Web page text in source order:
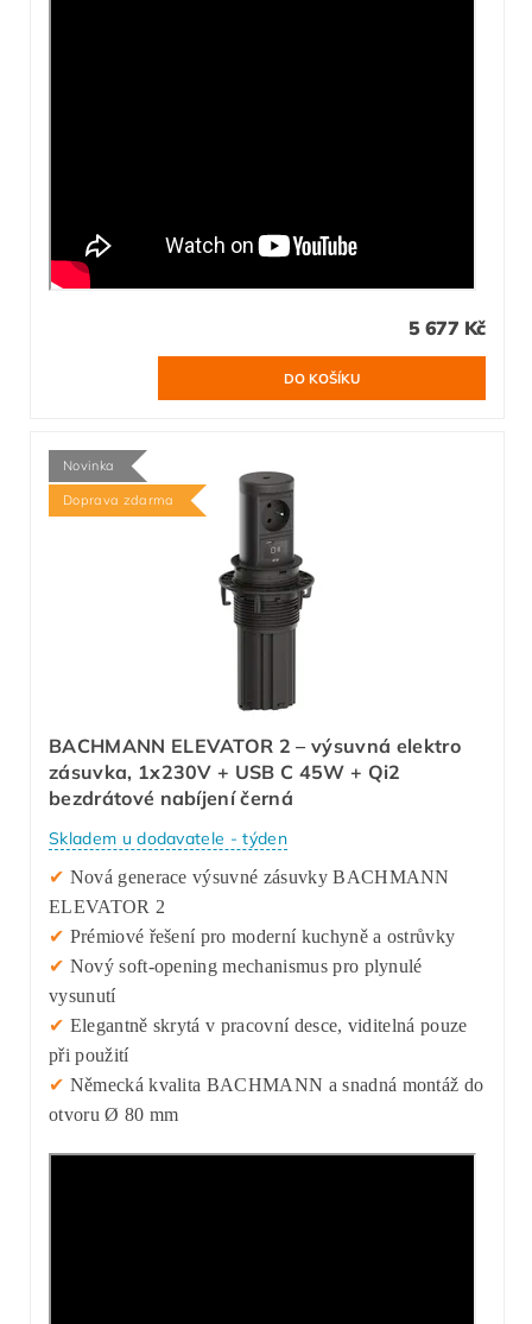
5 677 Kč
Novinka
Doprava zdarma
BACHMANN ELEVATOR 2 – výsuvná elektro
zásuvka, 1x230V + USB C 45W + Qi2
bezdrátové nabíjení černá
Skladem u dodavatele - týden
✔ Nová generace výsuvné zásuvky BACHMANN
ELEVATOR 2
✔ Prémiové řešení pro moderní kuchyně a ostrůvky
✔ Nový soft-opening mechanismus pro plynulé
vysunutí
✔ Elegantně skrytá v pracovní desce, viditelná pouze
při použití
✔ Německá kvalita BACHMANN a snadná montáž do
otvoru Ø 80 mm